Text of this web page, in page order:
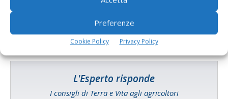
Preferenze
Cookie Policy Privacy Policy
Cerca adesso
L'Esperto risponde
I consigli di Terra e Vita agli agricoltori